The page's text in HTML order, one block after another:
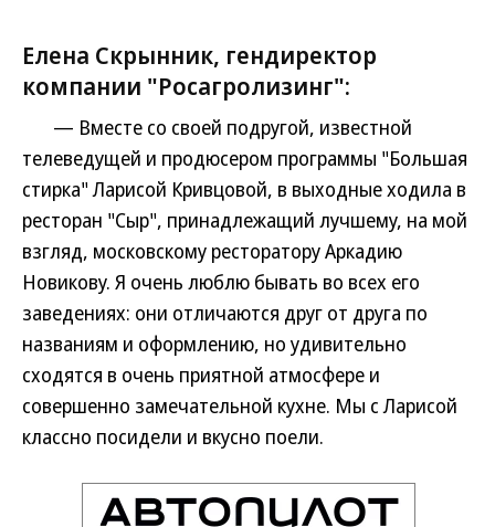
Елена Скрынник, гендиректор
компании "Росагролизинг":
— Вместе со своей подругой, известной
телеведущей и продюсером программы "Большая
стирка" Ларисой Кривцовой, в выходные ходила в
ресторан "Сыр", принадлежащий лучшему, на мой
взгляд, московскому ресторатору Аркадию
Новикову. Я очень люблю бывать во всех его
заведениях: они отличаются друг от друга по
названиям и оформлению, но удивительно
сходятся в очень приятной атмосфере и
совершенно замечательной кухне. Мы с Ларисой
классно посидели и вкусно поели.